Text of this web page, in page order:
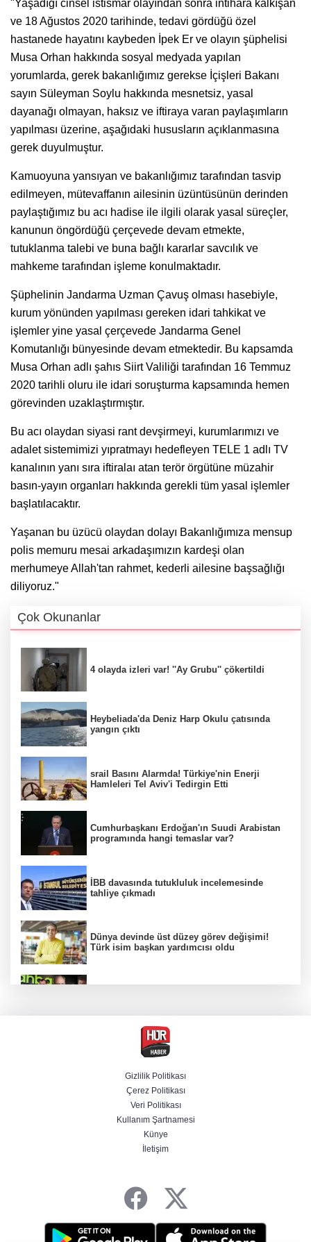
"Yaşadığı cinsel istismar olayından sonra intihara kalkışan
ve 18 Ağustos 2020 tarihinde, tedavi gördüğü özel
hastanede hayatını kaybeden İpek Er ve olayın şüphelisi
Musa Orhan hakkında sosyal medyada yapılan
yorumlarda, gerek bakanlığımız gerekse İçişleri Bakanı
sayın Süleyman Soylu hakkında mesnetsiz, yasal
dayanağı olmayan, haksız ve iftiraya varan paylaşımların
yapılması üzerine, aşağıdaki hususların açıklanmasına
gerek duyulmuştur.
Kamuoyuna yansıyan ve bakanlığımız tarafından tasvip
edilmeyen, mütevaffanın ailesinin üzüntüsünün derinden
paylaştığımız bu acı hadise ile ilgili olarak yasal süreçler,
kanunun öngördüğü çerçevede devam etmekte,
tutuklanma talebi ve buna bağlı kararlar savcılık ve
mahkeme tarafından işleme konulmaktadır.
Şüphelinin Jandarma Uzman Çavuş olması hasebiyle,
kurum yönünden yapılması gereken idari tahkikat ve
işlemler yine yasal çerçevede Jandarma Genel
Komutanlığı bünyesinde devam etmektedir. Bu kapsamda
Musa Orhan adlı şahıs Siirt Valiliği tarafından 16 Temmuz
2020 tarihli oluru ile idari soruşturma kapsamında hemen
görevinden uzaklaştırmıştır.
Bu acı olaydan siyasi rant devşirmeyi, kurumlarımızı ve
adalet sistemimizi yıpratmayı hedefleyen TELE 1 adlı TV
kanalının yanı sıra iftiralaı atan terör örgütüne müzahir
basın-yayın organları hakkında gerekli tüm yasal işlemler
başlatılacaktır.
Yaşanan bu üzücü olaydan dolayı Bakanlığımıza mensup
polis memuru mesai arkadaşımızın kardeşi olan
merhumeye Allah'tan rahmet, kederli ailesine başsağlığı
diliyoruz."
Çok Okunanlar
4 olayda izleri var! ''Ay Grubu'' çökertildi
Heybeliada'da Deniz Harp Okulu çatısında
yangın çıktı
srail Basını Alarmda! Türkiye'nin Enerji
Hamleleri Tel Aviv'i Tedirgin Etti
Cumhurbaşkanı Erdoğan'ın Suudi Arabistan
programında hangi temaslar var?
İBB davasında tutukluluk incelemesinde
tahliye çıkmadı
Dünya devinde üst düzey görev değişimi!
Türk isim başkan yardımcısı oldu
MGK toplantısı sona erdi, 8 maddelik bildiri
MGK Cumhurbaşkanlığı Külliyesi'nde kritik
gündemle toplandı
Özgür Özel'in Menderes Belediye Başkanı
Gizlilik Politikası
Çerez Politikası
Veri Politikası
Kullanım Şartnamesi
Künye
İletişim